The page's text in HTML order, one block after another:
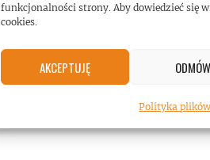
funkcjonalności strony. Aby dowiedzieć się
cookies.
AKCEPTUJĘ ODMÓW
Polityka